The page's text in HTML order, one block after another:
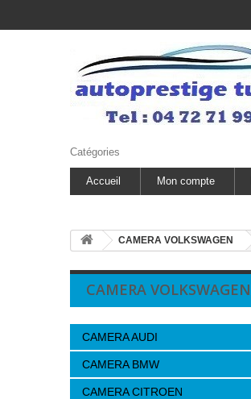
Catégories
Accueil Mon compte
CAMERA VOLKSWAGEN
CAMERA VOLKSWAGEN
CAMERA AUDI
CAMERA BMW
CAMERA CITROEN